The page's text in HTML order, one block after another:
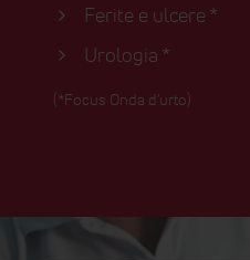
Ferite e ulcere *
Urologia *
(*Focus Onda d'urto)